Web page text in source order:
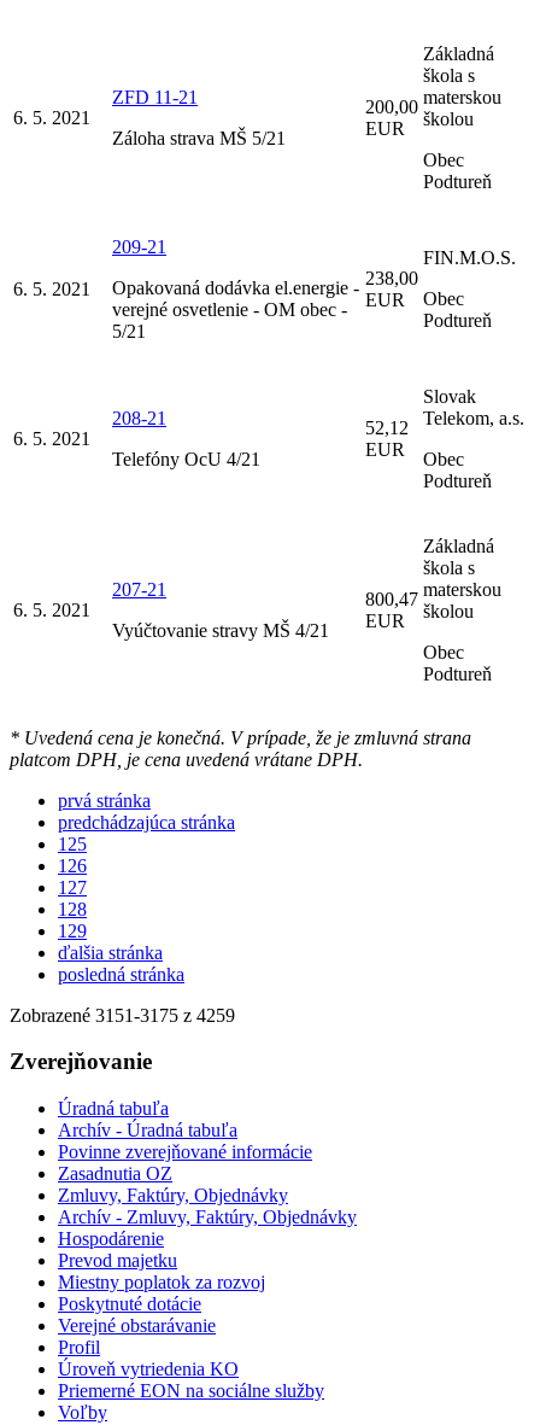
6. 5. 2021
ZFD 11-21
Záloha strava MŠ 5/21
200,00
EUR
Základná
škola s
materskou
školou
Obec
Podtureň
6. 5. 2021
209-21
Opakovaná dodávka el.energie -
verejné osvetlenie - OM obec -
5/21
238,00
EUR
FIN.M.O.S.
Obec
Podtureň
6. 5. 2021
208-21
Telefóny OcU 4/21
52,12
EUR
Slovak
Telekom, a.s.
Obec
Podtureň
6. 5. 2021
207-21
Vyúčtovanie stravy MŠ 4/21
800,47
EUR
Základná
škola s
materskou
školou
Obec
Podtureň
* Uvedená cena je konečná. V prípade, že je zmluvná strana
platcom DPH, je cena uvedená vrátane DPH.
prvá stránka
predchádzajúca stránka
125
126
127
128
129
ďalšia stránka
posledná stránka
Zobrazené 3151-3175 z 4259
Zverejňovanie
Úradná tabuľa
Archív - Úradná tabuľa
Povinne zverejňované informácie
Zasadnutia OZ
Zmluvy, Faktúry, Objednávky
Archív - Zmluvy, Faktúry, Objednávky
Hospodárenie
Prevod majetku
Miestny poplatok za rozvoj
Poskytnuté dotácie
Verejné obstarávanie
Profil
Úroveň vytriedenia KO
Priemerné EON na sociálne služby
Voľby